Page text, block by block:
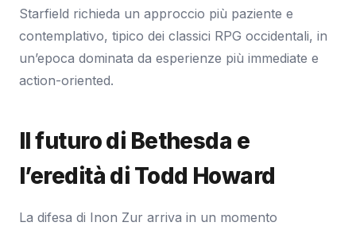
Starfield richieda un approccio più paziente e
contemplativo, tipico dei classici RPG occidentali, in
un’epoca dominata da esperienze più immediate e
action-oriented.
Il futuro di Bethesda e
l’eredità di Todd Howard
La difesa di Inon Zur arriva in un momento